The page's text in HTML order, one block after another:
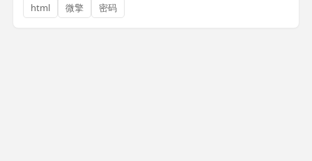
html
微擎 密码